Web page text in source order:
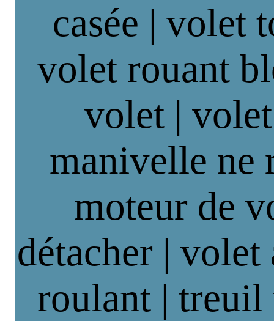
casée | volet
volet rouant
volet |
manivelle ne
moteur de
détacher | volet
roulant |